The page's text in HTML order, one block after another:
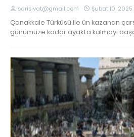
sarisivat@gmail.com Şubat 10, 2025
Çanakkale Türküsü ile ün kazanan
günümüze kadar ayakta kalmayı